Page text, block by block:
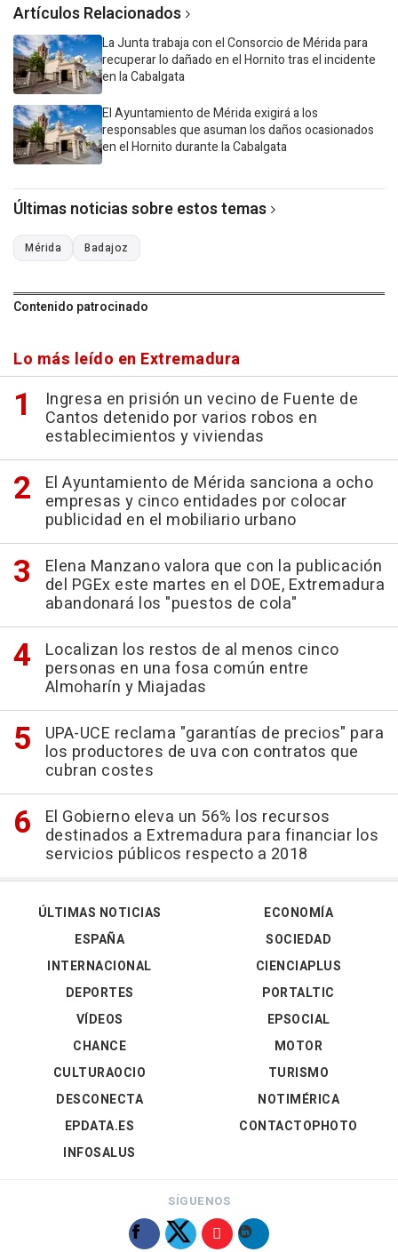
Artículos Relacionados
La Junta trabaja con el Consorcio de Mérida para
recuperar lo dañado en el Hornito tras el incidente
en la Cabalgata
El Ayuntamiento de Mérida exigirá a los
responsables que asuman los daños ocasionados
en el Hornito durante la Cabalgata
Últimas noticias sobre estos temas
Mérida Badajoz
Contenido patrocinado
Lo más leído en Extremadura
Ingresa en prisión un vecino de Fuente de
Cantos detenido por varios robos en
establecimientos y viviendas
El Ayuntamiento de Mérida sanciona a ocho
empresas y cinco entidades por colocar
publicidad en el mobiliario urbano
Elena Manzano valora que con la publicación
del PGEx este martes en el DOE, Extremadura
abandonará los "puestos de cola"
Localizan los restos de al menos cinco
personas en una fosa común entre
Almoharín y Miajadas
UPA-UCE reclama "garantías de precios" para
los productores de uva con contratos que
cubran costes
El Gobierno eleva un 56% los recursos
destinados a Extremadura para financiar los
servicios públicos respecto a 2018
ÚLTIMAS NOTICIAS
ESPAÑA
INTERNACIONAL
DEPORTES
VÍDEOS
ECONOMÍA
SOCIEDAD
CIENCIAPLUS
PORTALTIC
EPSOCIAL
CHANCE
CULTURAOCIO
DESCONECTA
EPDATA.ES
INFOSALUS
MOTOR
TURISMO
NOTIMÉRICA
CONTACTOPHOTO
SÍGUENOS